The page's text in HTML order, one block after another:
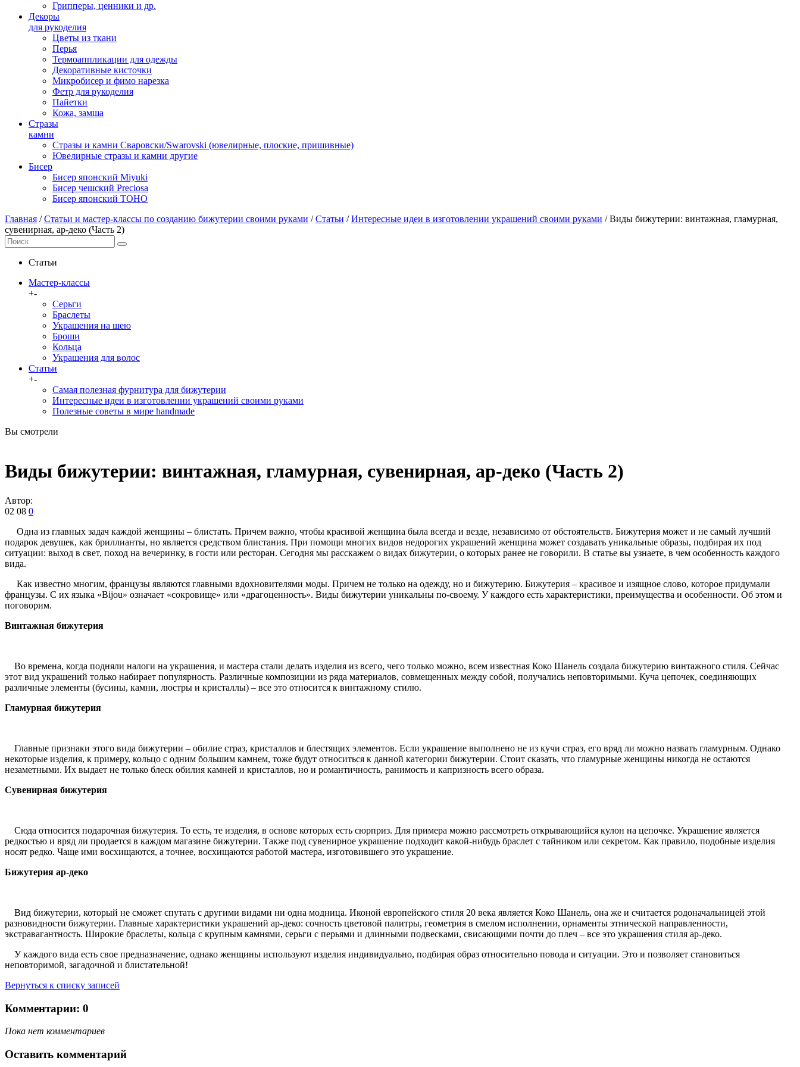
Грипперы, ценники и др.
Декоры
для рукоделия
Цветы из ткани
Перья
Термоаппликации для одежды
Декоративные кисточки
Микробисер и фимо нарезка
Фетр для рукоделия
Пайетки
Кожа, замша
Стразы
камни
Стразы и камни Сваровски/Swarovski (ювелирные, плоские, пришивные)
Ювелирные стразы и камни другие
Бисер
Бисер японский Miyuki
Бисер чешский Preciosa
Бисер японский TOHO
Главная /Статьи и мастер-классы по созданию бижутерии своими руками /Статьи /Интересные идеи в изготовлении украшений своими руками / Виды бижутерии: винтажная, гламурная,
сувенирная, ар-деко (Часть 2)
Статьи
Мастер-классы
+-
Серьги
Браслеты
Украшения на шею
Броши
Кольца
Украшения для волос
Статьи
+-
Самая полезная фурнитура для бижутерии
Интересные идеи в изготовлении украшений своими руками
Полезные советы в мире handmade
Вы смотрели
Виды бижутерии: винтажная, гламурная, сувенирная, ар-деко (Часть 2)
Автор:
02 08 0
Одна из главных задач каждой женщины – блистать. Причем важно, чтобы красивой женщина была всегда и везде, независимо от обстоятельств. Бижутерия может и не самый лучший
подарок девушек, как бриллианты, но является средством блистания. При помощи многих видов недорогих украшений женщина может создавать уникальные образы, подбирая их под
ситуации: выход в свет, поход на вечеринку, в гости или ресторан. Сегодня мы расскажем о видах бижутерии, о которых ранее не говорили. В статье вы узнаете, в чем особенность каждого
вида.
Как известно многим, французы являются главными вдохновителями моды. Причем не только на одежду, но и бижутерию. Бижутерия – красивое и изящное слово, которое придумали
французы. С их языка «Bijou» означает «сокровище» или «драгоценность». Виды бижутерии уникальны по-своему. У каждого есть характеристики, преимущества и особенности. Об этом и
поговорим.
Винтажная бижутерия
Во времена, когда подняли налоги на украшения, и мастера стали делать изделия из всего, чего только можно, всем известная Коко Шанель создала бижутерию винтажного стиля. Сейчас
этот вид украшений только набирает популярность. Различные композиции из ряда материалов, совмещенных между собой, получались неповторимыми. Куча цепочек, соединяющих
различные элементы (бусины, камни, люстры и кристаллы) – все это относится к винтажному стилю.
Гламурная бижутерия
Главные признаки этого вида бижутерии – обилие страз, кристаллов и блестящих элементов. Если украшение выполнено не из кучи страз, его вряд ли можно назвать гламурным. Однако
некоторые изделия, к примеру, кольцо с одним большим камнем, тоже будут относиться к данной категории бижутерии. Стоит сказать, что гламурные женщины никогда не остаются
незаметными. Их выдает не только блеск обилия камней и кристаллов, но и романтичность, ранимость и капризность всего образа.
Сувенирная бижутерия
Сюда относится подарочная бижутерия. То есть, те изделия, в основе которых есть сюрприз. Для примера можно рассмотреть открывающийся кулон на цепочке. Украшение является
редкостью и вряд ли продается в каждом магазине бижутерии. Также под сувенирное украшение подходит какой-нибудь браслет с тайником или секретом. Как правило, подобные изделия
носят редко. Чаще ими восхищаются, а точнее, восхищаются работой мастера, изготовившего это украшение.
Бижутерия ар-деко
Вид бижутерии, который не сможет спутать с другими видами ни одна модница. Иконой европейского стиля 20 века является Коко Шанель, она же и считается родоначальницей этой
разновидности бижутерии. Главные характеристики украшений ар-деко: сочность цветовой палитры, геометрия в смелом исполнении, орнаменты этнической направленности,
экстравагантность. Широкие браслеты, кольца с крупным камнями, серьги с перьями и длинными подвесками, свисающими почти до плеч – все это украшения стиля ар-деко.
У каждого вида есть свое предназначение, однако женщины используют изделия индивидуально, подбирая образ относительно повода и ситуации. Это и позволяет становиться
неповторимой, загадочной и блистательной!
Вернуться к списку записей
Комментарии: 0
Пока нет комментариев
Оставить комментарий